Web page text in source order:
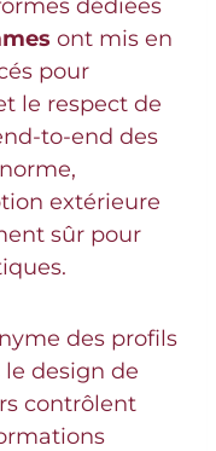
dédiées
ont mis en
pour
le respect de
to-end des
extérieure
sûr pour
des profils
design de
contrôlent